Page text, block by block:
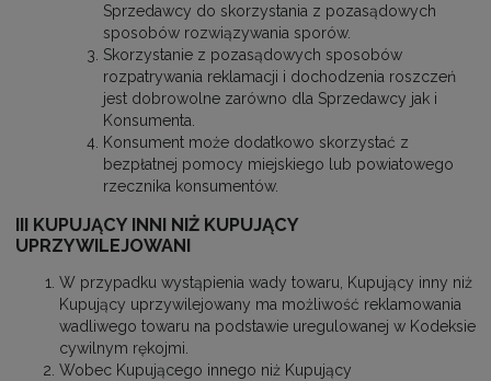
Sprzedawcy do skorzystania z pozasądowych
sposobów rozwiązywania sporów.
Skorzystanie z pozasądowych sposobów
rozpatrywania reklamacji i dochodzenia roszczeń
jest dobrowolne zarówno dla Sprzedawcy jak i
Konsumenta.
Konsument może dodatkowo skorzystać z
bezpłatnej pomocy miejskiego lub powiatowego
rzecznika konsumentów.
III KUPUJĄCY INNI NIŻ KUPUJĄCY
UPRZYWILEJOWANI
W przypadku wystąpienia wady towaru, Kupujący inny niż
Kupujący uprzywilejowany ma możliwość reklamowania
wadliwego towaru na podstawie uregulowanej w Kodeksie
cywilnym rękojmi.
Wobec Kupującego innego niż Kupujący